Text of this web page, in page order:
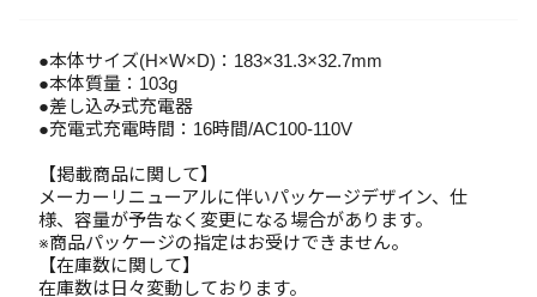
●本体サイズ(H×W×D)：183×31.3×32.7mm
●本体質量：103g
●差し込み式充電器
●充電式充電時間：16時間/AC100-110V
【掲載商品に関して】
メーカーリニューアルに伴いパッケージデザイン、仕
様、容量が予告なく変更になる場合があります。
※商品パッケージの指定はお受けできません。
【在庫数に関して】
在庫数は日々変動しております。